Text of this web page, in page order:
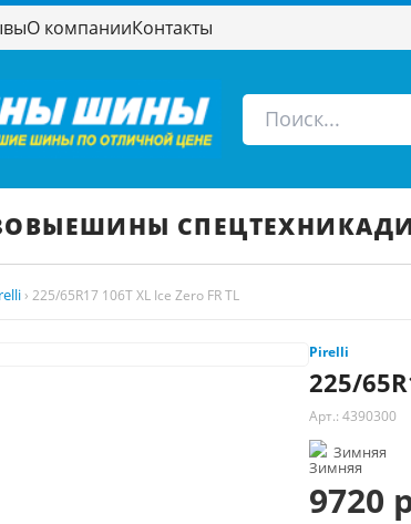
О компанииКонтакты
ШИНЫ СПЕЦТЕХНИКА
› 225/65R17 106T XL Ice Zero FR TL
Pirelli
225/
Арт.: 4390300
Зимняя
9720